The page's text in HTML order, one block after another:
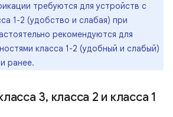
требуются для устройств с
1-2 (удобство и слабая) при
рекомендуются для
класса 1-2 (удобный и слабый)
ранее.
3, класса 2 и класса 1